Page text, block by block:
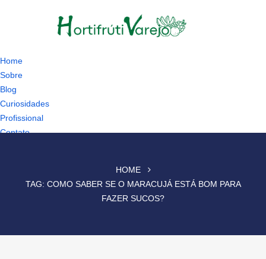
Home
Sobre
Blog
Curiosidades
Profissional
Contato
HOME
TAG: COMO SABER SE O MARACUJÁ ESTÁ BOM PARA
FAZER SUCOS?